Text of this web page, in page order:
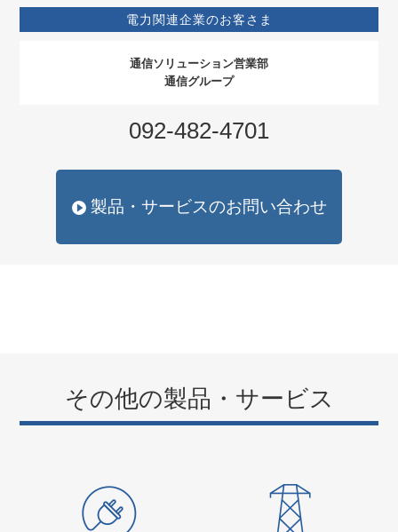
電力関連企業のお客さま
通信ソリューション営業部
通信グループ
092-482-4701
製品・サービスのお問い合わせ
その他の製品・サービス